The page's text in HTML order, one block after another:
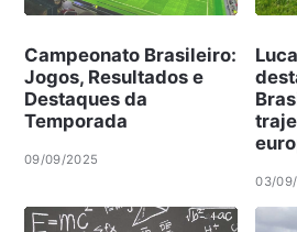
Campeonato Brasileiro:
Jogos, Resultados e
Destaques da
Temporada
09/09/2025
03/